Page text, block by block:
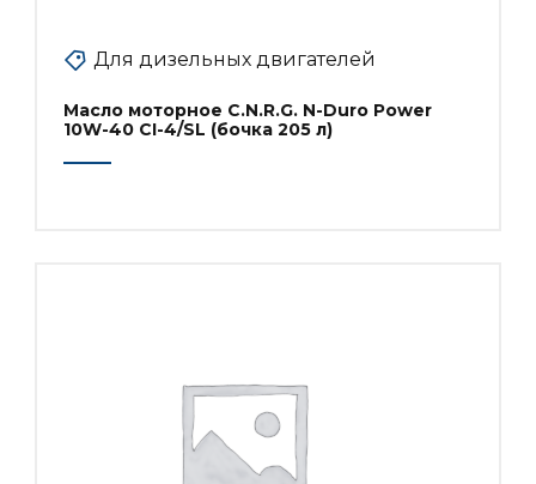
Для дизельных двигателей
Масло моторное C.N.R.G. N-Duro Power
10W-40 CI-4/SL (бочка 205 л)